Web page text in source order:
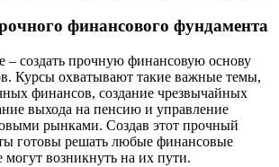
финансового фундамента
– создать прочную финансовую основу
Курсы охватывают такие важные темы,
финансов, создание чрезвычайных
выхода на пенсию и управление
рынками. Создав этот прочный
готовы решать любые финансовые
возникнуть на их пути.